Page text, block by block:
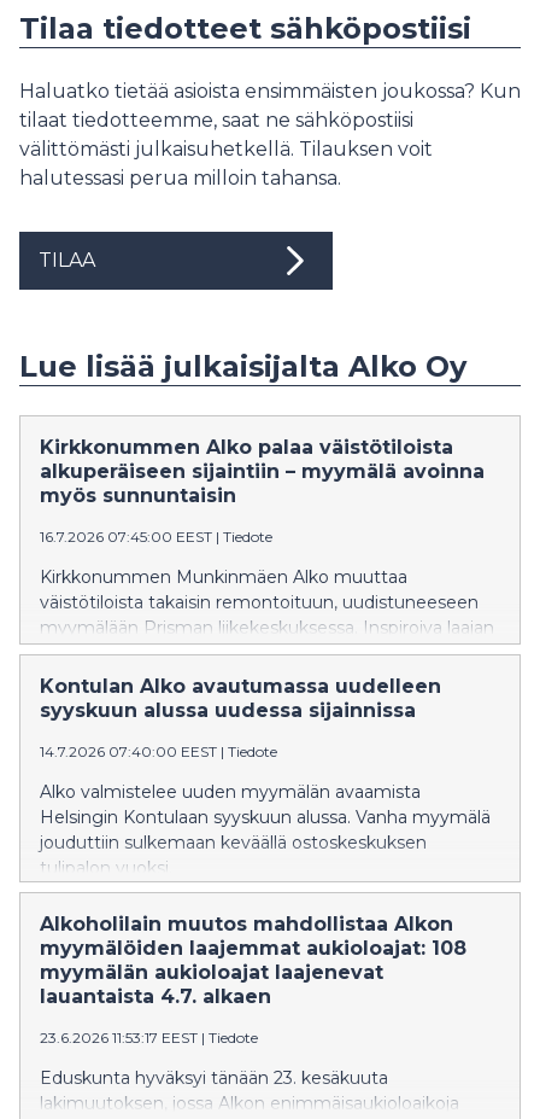
Tilaa tiedotteet sähköpostiisi
Haluatko tietää asioista ensimmäisten joukossa? Kun
tilaat tiedotteemme, saat ne sähköpostiisi
välittömästi julkaisuhetkellä. Tilauksen voit
halutessasi perua milloin tahansa.
TILAA
Lue lisää julkaisijalta Alko Oy
Kirkkonummen Alko palaa väistötiloista
alkuperäiseen sijaintiin – myymälä avoinna
myös sunnuntaisin
16.7.2026 07:45:00 EEST | Tiedote
Kirkkonummen Munkinmäen Alko muuttaa
väistötiloista takaisin remontoituun, uudistuneeseen
myymälään Prisman liikekeskuksessa. Inspiroiva laajan
valikoiman erikoismyymälä on avoinna myös
sunnuntaisin.
Kontulan Alko avautumassa uudelleen
syyskuun alussa uudessa sijainnissa
14.7.2026 07:40:00 EEST | Tiedote
Alko valmistelee uuden myymälän avaamista
Helsingin Kontulaan syyskuun alussa. Vanha myymälä
jouduttiin sulkemaan keväällä ostoskeskuksen
tulipalon vuoksi.
Alkoholilain muutos mahdollistaa Alkon
myymälöiden laajemmat aukioloajat: 108
myymälän aukioloajat laajenevat
lauantaista 4.7. alkaen
23.6.2026 11:53:17 EEST | Tiedote
Eduskunta hyväksyi tänään 23. kesäkuuta
lakimuutoksen, jossa Alkon enimmäisaukioloaikoja